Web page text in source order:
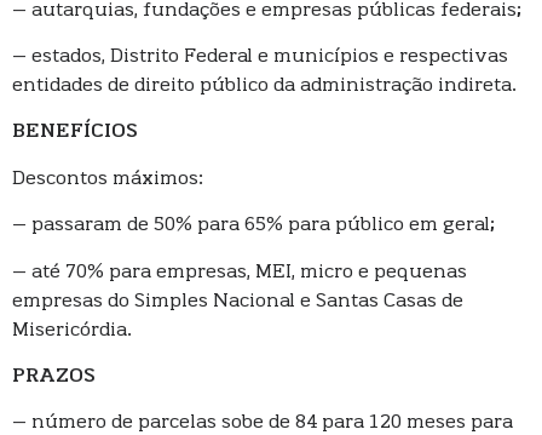
– autarquias, fundações e empresas públicas federais;
– estados, Distrito Federal e municípios e respectivas
entidades de direito público da administração indireta.
BENEFÍCIOS
Descontos máximos:
– passaram de 50% para 65% para público em geral;
– até 70% para empresas, MEI, micro e pequenas
empresas do Simples Nacional e Santas Casas de
Misericórdia.
PRAZOS
– número de parcelas sobe de 84 para 120 meses para